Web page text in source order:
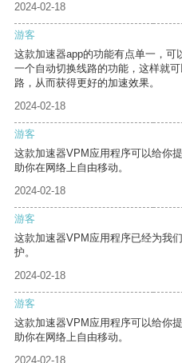
2024-02-18
游客
这款加速器app的功能有点单一，可
一个自动切换线路的功能，这样就
路，从而获得更好的加速效果。
2024-02-18
游客
这款加速器VPM应用程序可以给你
助你在网络上自由移动。
2024-02-18
游客
这款加速器VPM应用程序已经为我
护。
2024-02-18
游客
这款加速器VPM应用程序可以给你
助你在网络上自由移动。
2024-02-18